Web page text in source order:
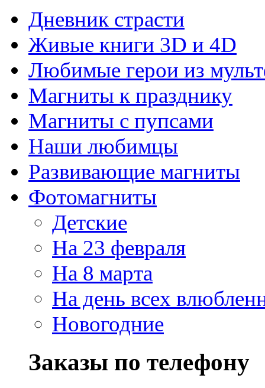
Дневник страсти
Живые книги 3D и 4D
Любимые герои из
Магниты к празднику
Магниты с пупсами
Наши любимцы
Развивающие магниты
Фотомагниты
Детские
На 23 февраля
На 8 марта
На день всех
Новогодние
Заказы по телефону